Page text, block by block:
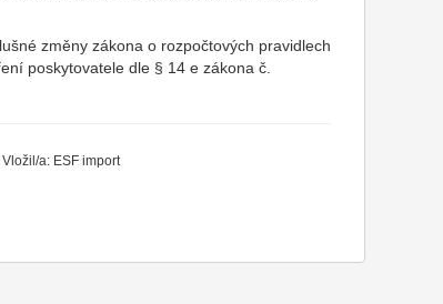
změny zákona o rozpočtových pravidlech
poskytovatele dle § 14 e zákona č.
Vložil/a: ESF import